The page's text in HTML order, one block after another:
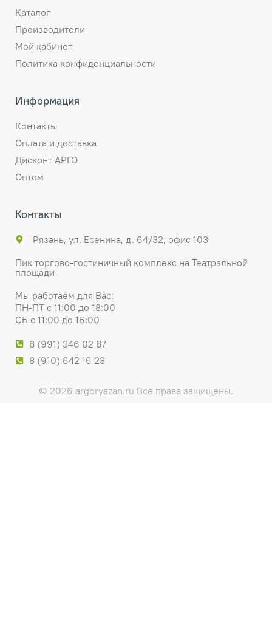
Каталог
Производители
Мой кабинет
Политика конфиденциальности
Информация
Контакты
Оплата и доставка
Дисконт АРГО
Оптом
Контакты
Рязань, ул. Есенина, д. 64/32, офис 103
Пик торгово-гостиничный комплекс на Театральной
площади
Мы работаем для Вас:
ПН-ПТ с 11:00 до 18:00
СБ с 11:00 до 16:00
8 (991) 346 02 87
8 (910) 642 16 23
© 2026 argoryazan.ru Все права защищены.